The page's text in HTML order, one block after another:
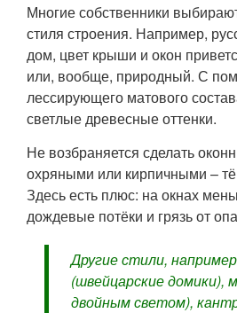
Многие собственники
стиля строения. Например,
дом, цвет крыши и окон
или, вообще, природный. С
лессирующего матового
светлые древесные оттенки.
Не возбраняется сделать
охряными или кирпичными –
Здесь есть плюс: на окнах
дождевые потёки и грязь от
Другие стили,
(швейцарские домики),
двойным светом),